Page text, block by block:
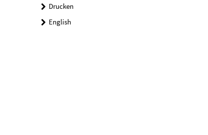
Drucken
English